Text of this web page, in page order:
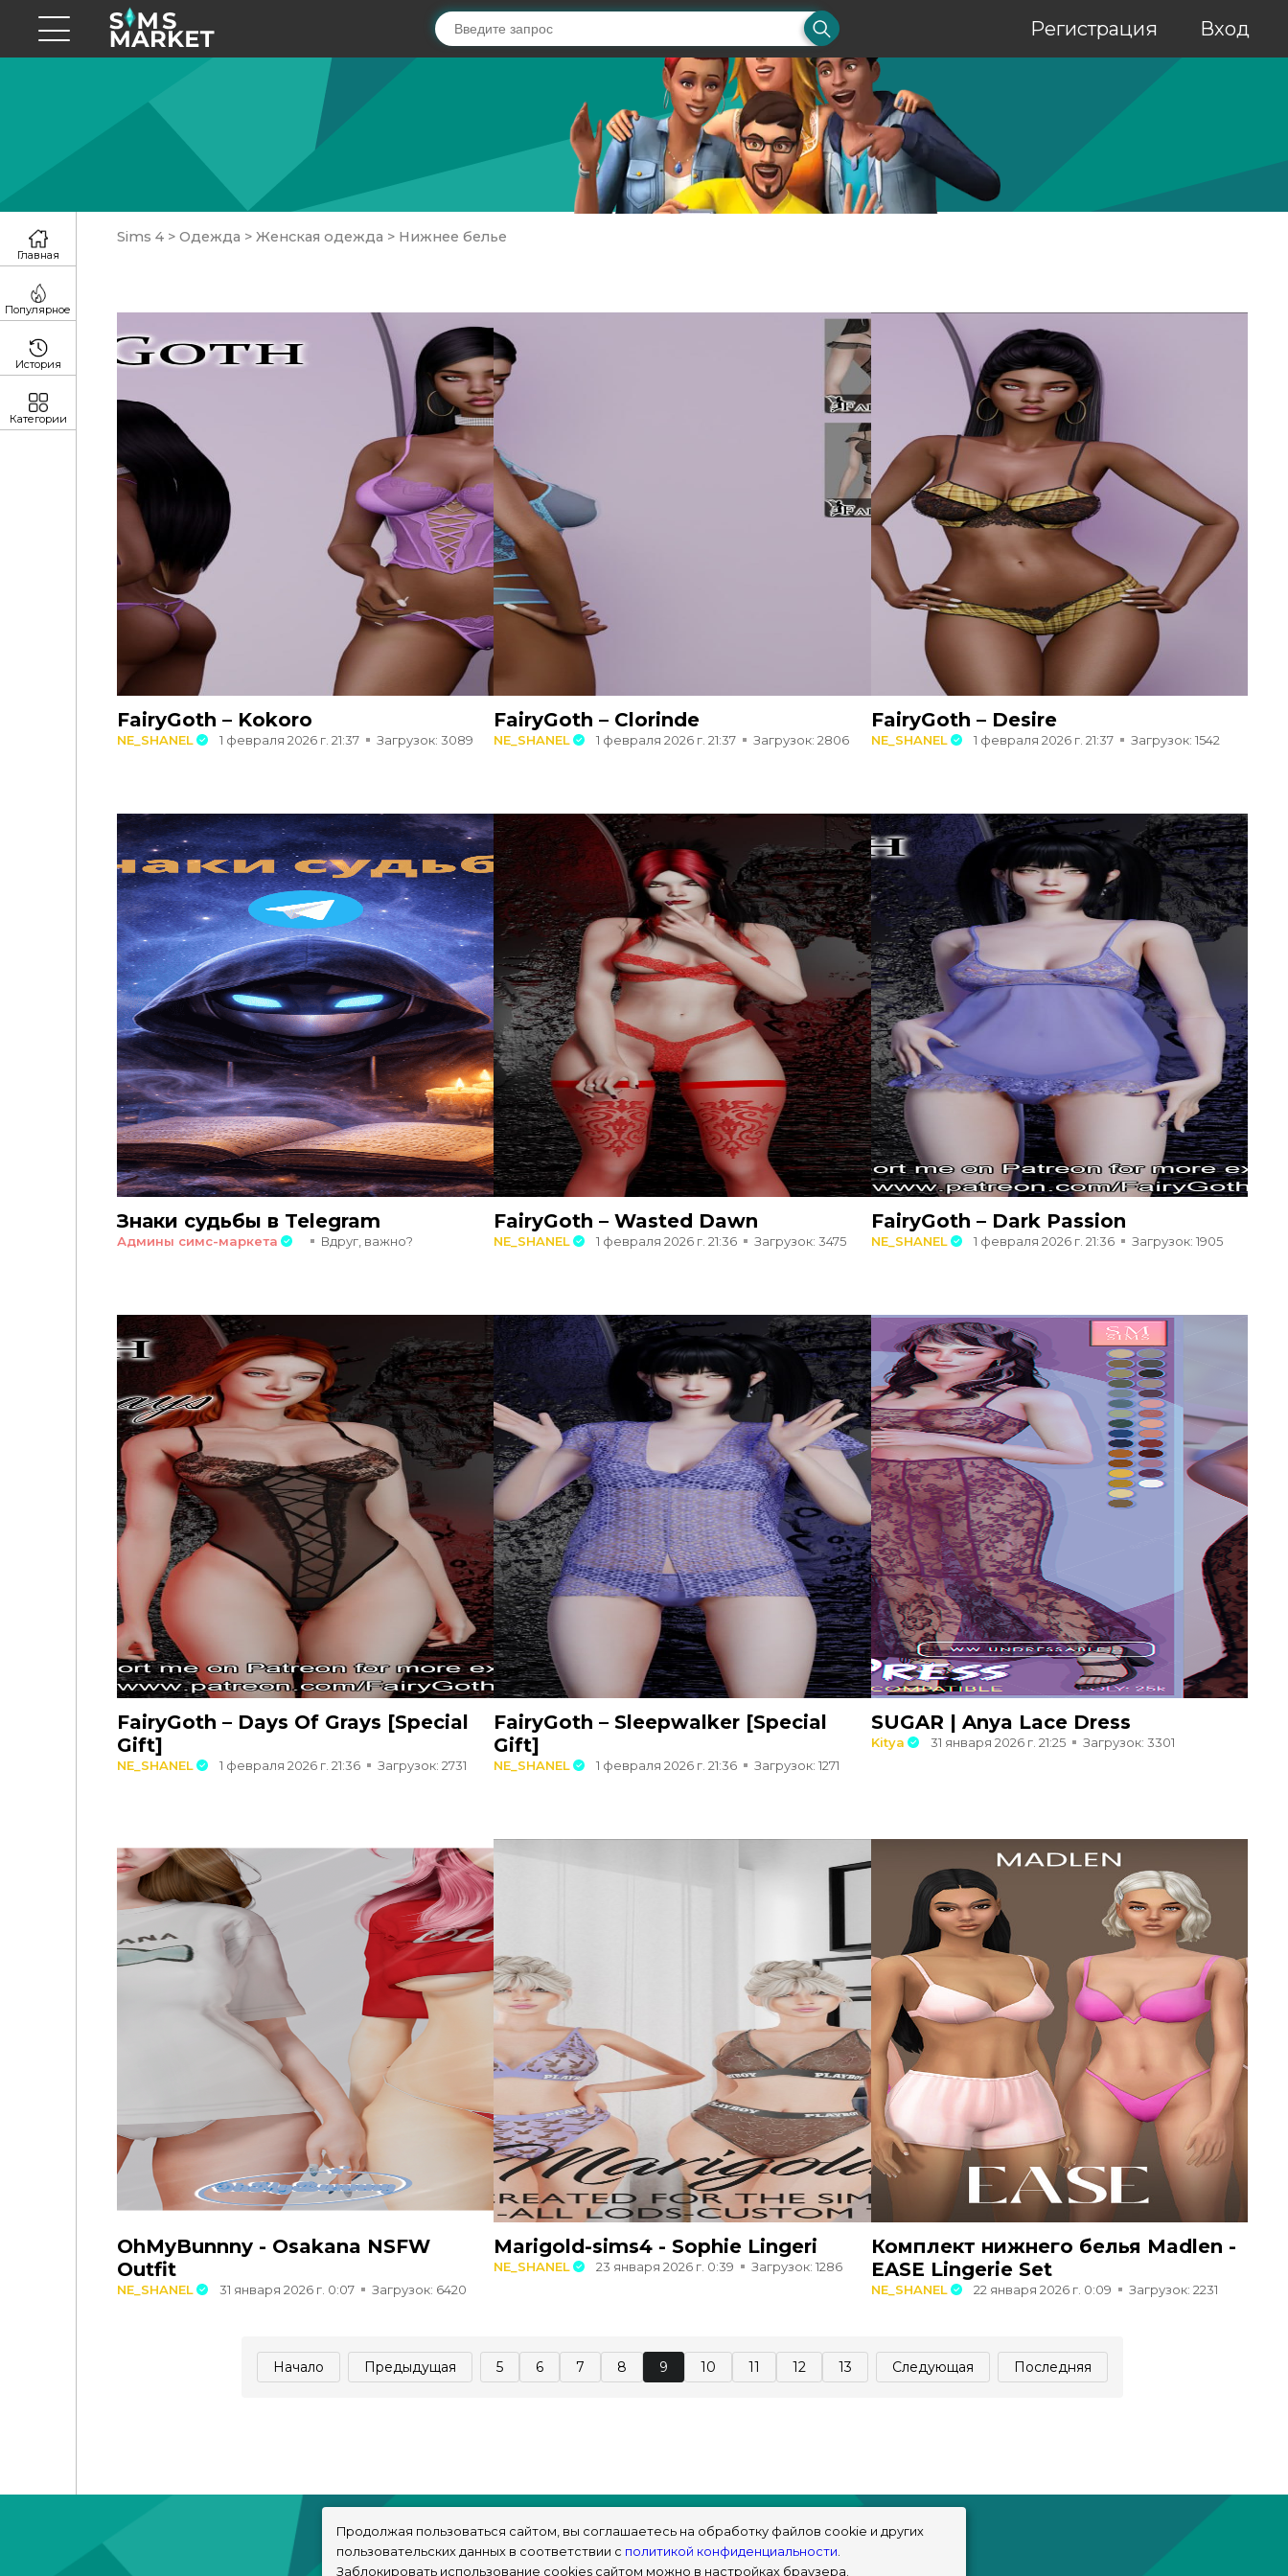
Регистрация Вход
Sims 4 > Одежда > Женская одежда > Нижнее белье
FairyGoth – Kokoro
NE_SHANEL 1 февраля 2026 г. 21:37 Загрузок: 3089
FairyGoth – Clorinde
NE_SHANEL 1 февраля 2026 г. 21:37 Загрузок: 2806
FairyGoth – Desire
NE_SHANEL 1 февраля 2026 г. 21:37 Загрузок: 1542
Знаки судьбы в Telegram
Админы симс-маркета Вдруг, важно?
FairyGoth – Wasted Dawn
NE_SHANEL 1 февраля 2026 г. 21:36 Загрузок: 3475
FairyGoth – Dark Passion
NE_SHANEL 1 февраля 2026 г. 21:36 Загрузок: 1905
FairyGoth – Days Of Grays [Special
Gift]
NE_SHANEL 1 февраля 2026 г. 21:36 Загрузок: 2731
FairyGoth – Sleepwalker [Special
Gift]
NE_SHANEL 1 февраля 2026 г. 21:36 Загрузок: 1271
SUGAR | Anya Lace Dress
Kitya 31 января 2026 г. 21:25 Загрузок: 3301
OhMyBunnny - Osakana NSFW
Outfit
NE_SHANEL 31 января 2026 г. 0:07 Загрузок: 6420
Marigold-sims4 - Sophie Lingeri
NE_SHANEL 23 января 2026 г. 0:39 Загрузок: 1286
Комплект нижнего белья Madlen -
EASE Lingerie Set
NE_SHANEL 22 января 2026 г. 0:09 Загрузок: 2231
Начало Предыдущая 5 6 7 8 9 10 11 12 13 Следующая Последняя
Главная
Популярное
История
Категории
Продолжая пользоваться сайтом, вы соглашаетесь на обработку файлов cookie и других
пользовательских данных в соответствии с политикой конфиденциальности.
Заблокировать использование cookies сайтом можно в настройках браузера.